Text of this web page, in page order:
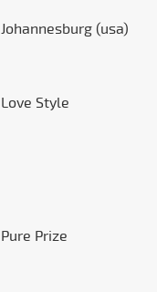
Johannesburg (usa)
Love Style
Pure Prize